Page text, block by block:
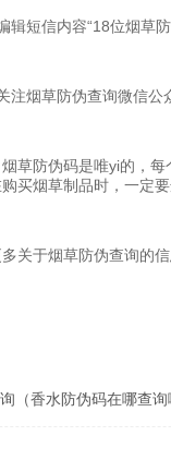
辑短信内容“18位烟草
注烟草防伪查询微信公
草防伪码是唯yi的，
买烟草制品时，一定
关于烟草防伪查询的
（香水防伪码在哪查询